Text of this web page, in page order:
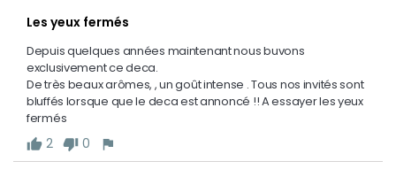
Les yeux fermés
Depuis quelques années maintenant nous buvons
exclusivement ce deca.
De très beaux arômes, , un goût intense . Tous nos invités sont
bluffés lorsque que le deca est annoncé !! A essayer les yeux
fermés
thumb_up 2 thumb_down 0 flag